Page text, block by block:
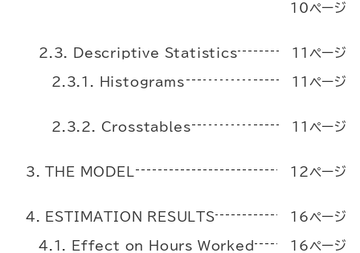
10ページ
2.3. Descriptive Statistics 11ページ
2.3.1. Histograms 11ページ
2.3.2. Crosstables 11ページ
3. THE MODEL 12ページ
4. ESTIMATION RESULTS 16ページ
4.1. Effect on Hours Worked 16ページ